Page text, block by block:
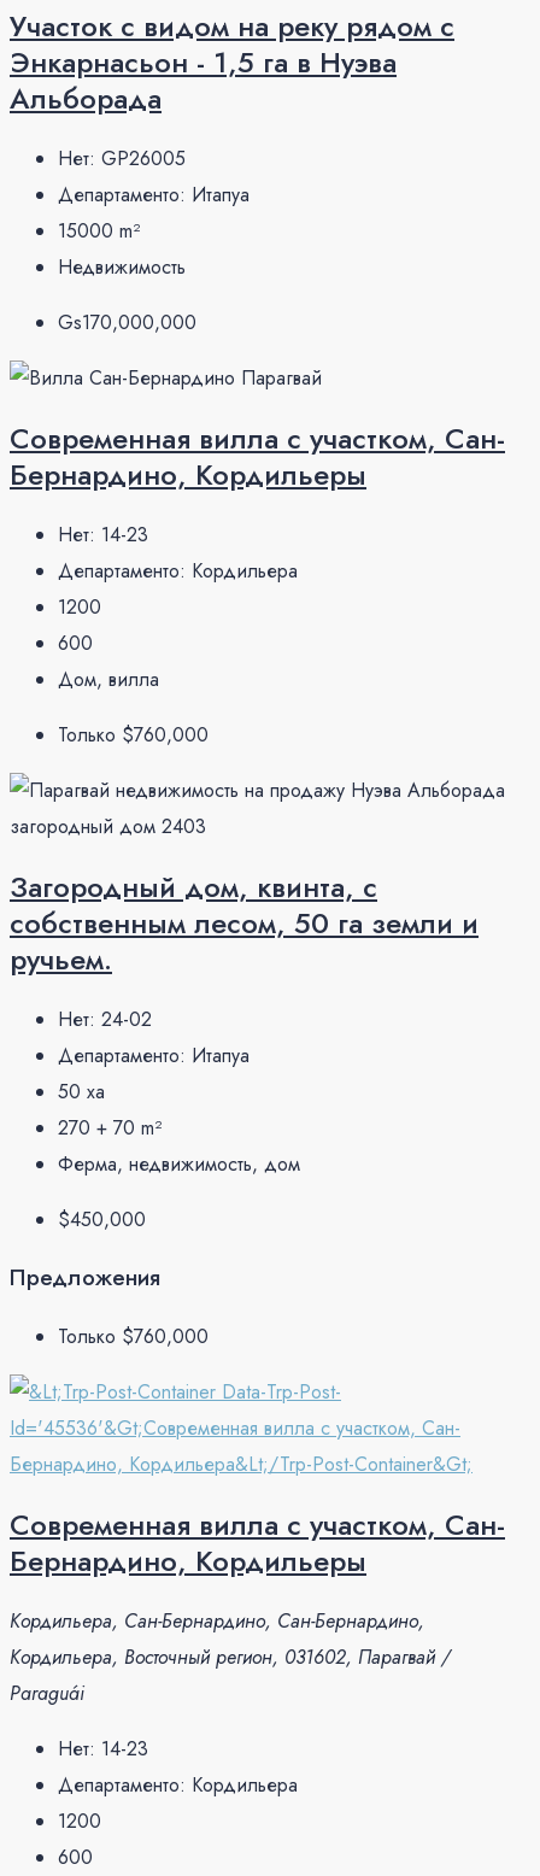
Участок с видом на реку рядом с
Энкарнасьон - 1,5 га в Нуэва
Альборада
Нет: GP26005
Департаменто: Итапуа
15000 m²
Недвижимость
Gs170,000,000
Современная вилла с участком, Сан-
Бернардино, Кордильеры
Нет: 14-23
Департаменто: Кордильера
1200
600
Дом, вилла
Только $760,000
Загородный дом, квинта, с
собственным лесом, 50 га земли и
ручьем.
Нет: 24-02
Департаменто: Итапуа
50 ха
270 + 70 m²
Ферма, недвижимость, дом
$450,000
Предложения
Только $760,000
Современная вилла с участком, Сан-
Бернардино, Кордильеры
Кордильера, Сан-Бернардино, Сан-Бернардино,
Кордильера, Восточный регион, 031602, Парагвай /
Paraguái
Нет: 14-23
Департаменто: Кордильера
1200
600